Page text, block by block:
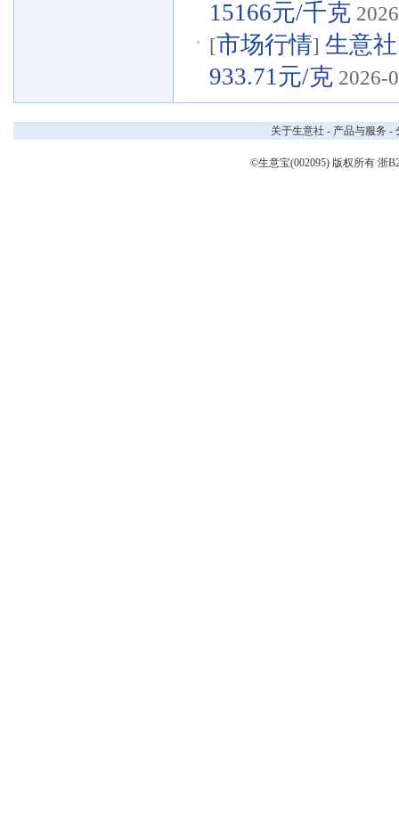
15166元/千克
[市场行情] 生意
933.71元/克 2026-
关于生意社 - 产品与服务 -
©生意宝(002095) 版权所有 浙